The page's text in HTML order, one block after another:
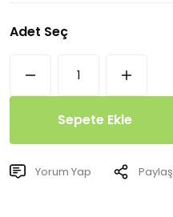
Adet Seç
Sepete Ekle
Yorum Yap Paylaş